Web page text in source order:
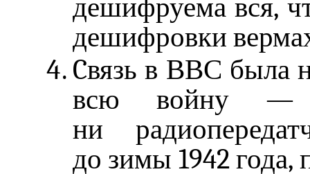
дешифруема вся,
дешифровки
Cвязь в ВВС была
всю войну —
ни
до зимы 1942 года,